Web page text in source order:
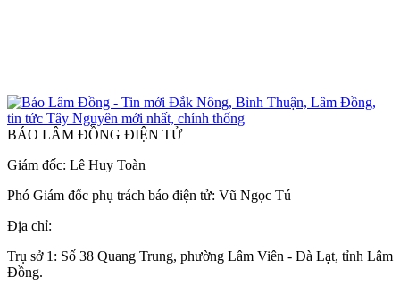
BÁO LÂM ĐỒNG ĐIỆN TỬ
Giám đốc: Lê Huy Toàn
Phó Giám đốc phụ trách báo điện tử: Vũ Ngọc Tú
Địa chỉ:
Trụ sở 1: Số 38 Quang Trung, phường Lâm Viên - Đà Lạt, tỉnh Lâm
Đồng.